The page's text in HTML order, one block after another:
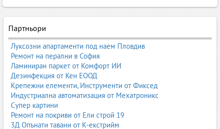
Партньори
Луксозни апартаменти под наем Пловдив
Ремонт на перални в София
Ламиниран паркет от Комфорт ИИ
Дезинфекция от Кен ЕООД
Крепежни елементи, Инструменти от Фиксед
Индустриална автоматизация от Мехатроникс
Супер картини
Ремонт на покриви от Ели строй 19
3Д Опънати тавани от К-екстрийм